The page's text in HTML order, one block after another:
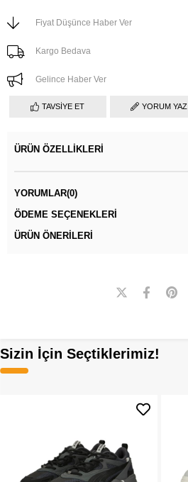
Fiyat Düşünce Haber Ver
Kargo Bedava
Gelince Haber Ver
TAVSIYE ET YORUM YAZ
ÜRÜN ÖZELLIKLERI
YORUMLAR(0)
ÖDEME SEÇENEKLERI
ÜRÜN ÖNERILERI
Sizin İçin Seçtiklerimiz!